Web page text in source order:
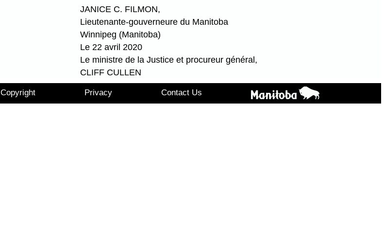
JANICE C. FILMON,
Lieutenante-gouverneure du Manitoba
Winnipeg (Manitoba)
Le 22 avril 2020
Le ministre de la Justice et procureur général,
CLIFF CULLEN
Copyright Privacy Contact Us